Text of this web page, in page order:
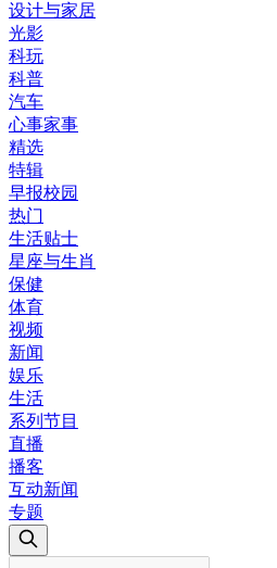
设计与家居
光影
科玩
科普
汽车
心事家事
精选
特辑
早报校园
热门
生活贴士
星座与生肖
保健
体育
视频
新闻
娱乐
生活
系列节目
直播
播客
互动新闻
专题